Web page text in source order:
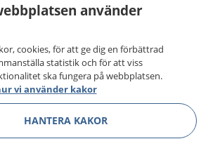
Visa
använder
cookies, för att ge dig en förbättrad
statistik och för att viss
ska fungera på webbplatsen.
vi använder kakor
HANTERA KAKOR